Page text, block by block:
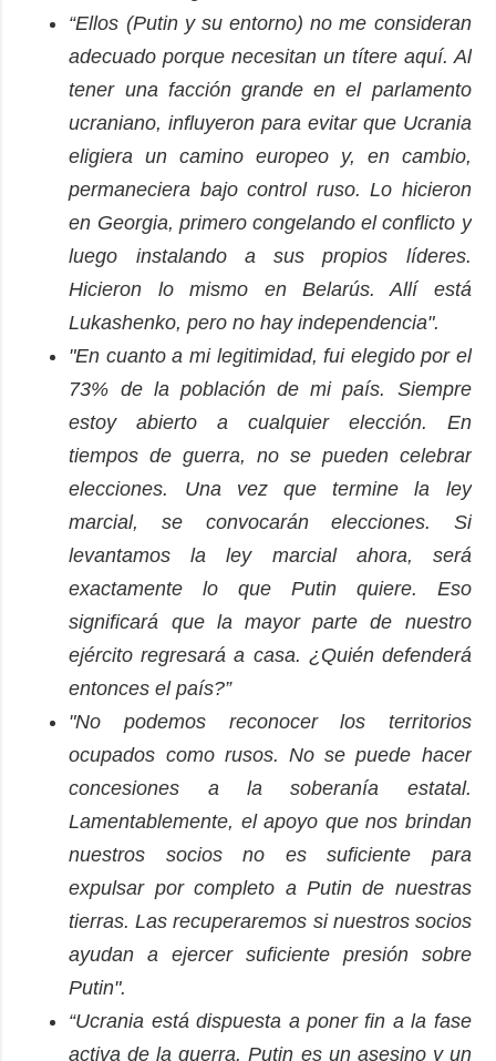
“Ellos (Putin y su entorno) no me consideran
adecuado porque necesitan un títere aquí. Al
tener una facción grande en el parlamento
ucraniano, influyeron para evitar que Ucrania
eligiera un camino europeo y, en cambio,
permaneciera bajo control ruso. Lo hicieron
en Georgia, primero congelando el conflicto y
luego instalando a sus propios líderes.
Hicieron lo mismo en Belarús. Allí está
Lukashenko, pero no hay independencia".
"En cuanto a mi legitimidad, fui elegido por el
73% de la población de mi país. Siempre
estoy abierto a cualquier elección. En
tiempos de guerra, no se pueden celebrar
elecciones. Una vez que termine la ley
marcial, se convocarán elecciones. Si
levantamos la ley marcial ahora, será
exactamente lo que Putin quiere. Eso
significará que la mayor parte de nuestro
ejército regresará a casa. ¿Quién defenderá
entonces el país?”
"No podemos reconocer los territorios
ocupados como rusos. No se puede hacer
concesiones a la soberanía estatal.
Lamentablemente, el apoyo que nos brindan
nuestros socios no es suficiente para
expulsar por completo a Putin de nuestras
tierras. Las recuperaremos si nuestros socios
ayudan a ejercer suficiente presión sobre
Putin".
“Ucrania está dispuesta a poner fin a la fase
activa de la guerra. Putin es un asesino y un